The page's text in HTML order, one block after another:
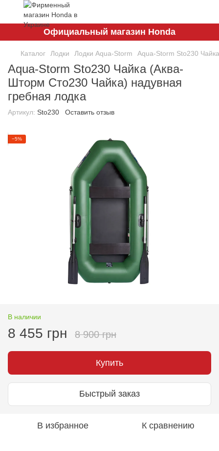
Официальный магазин Honda
Каталог Лодки Лодки Aqua-Storm Aqua-Storm Sto230
Aqua-Storm Sto230 Чайка (Аква-
Шторм Сто230 Чайка) надувная
гребная лодка
Артикул: Sto230 Оставить отзыв
−5%
В наличии
8 455 грн 8 900 грн
Купить
Быстрый заказ
В избранное К сравнению